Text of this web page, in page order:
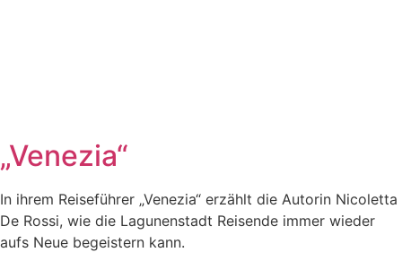
„Venezia“
In ihrem Reiseführer „Venezia“ erzählt die Autorin Nicoletta
De Rossi, wie die Lagunenstadt Reisende immer wieder
aufs Neue begeistern kann.